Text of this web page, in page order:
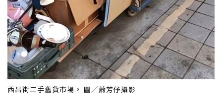
西昌街二手舊貨市場。 圖／蕭芳伃攝影